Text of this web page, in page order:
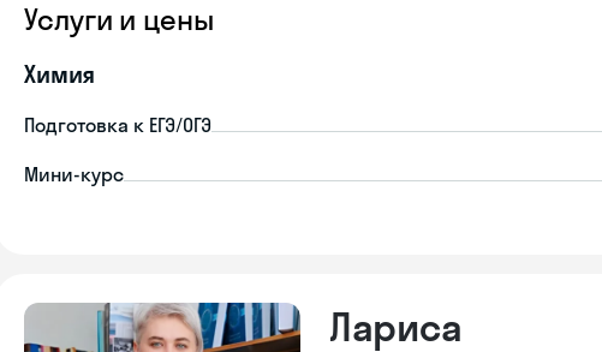
Услуги и цены
Химия
Подготовка к ЕГЭ/ОГЭ
Мини-курс
Лариса